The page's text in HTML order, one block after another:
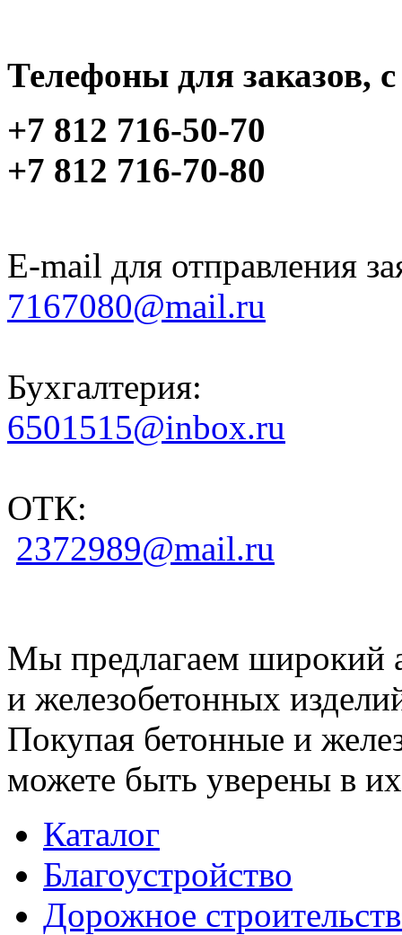
Телефоны для заказов,
+7 812 716-50-70
+7 812 716-70-80
E-mail для отправления
7167080@mail.ru
Бухгалтерия:
6501515@inbox.ru
ОТК:
2372989@mail.ru
Мы предлагаем широкий
и железобетонных
Покупая бетонные и
можете быть уверены в их
Каталог
Благоустройство
Дорожное